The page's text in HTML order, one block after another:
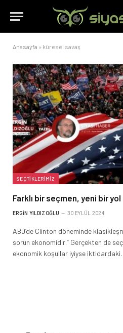
Anasayfa » küresel savaş
SEÇTIKLERIMIZ
Farklı bir seçmen, yeni bir yol
ERGIN YILDIZOĞLU 30 EYLÜL 2024
ABD’de Clinton döneminde
sorun ekonomidir.” Gerçekten de
ekonomik koşullar iyiyse